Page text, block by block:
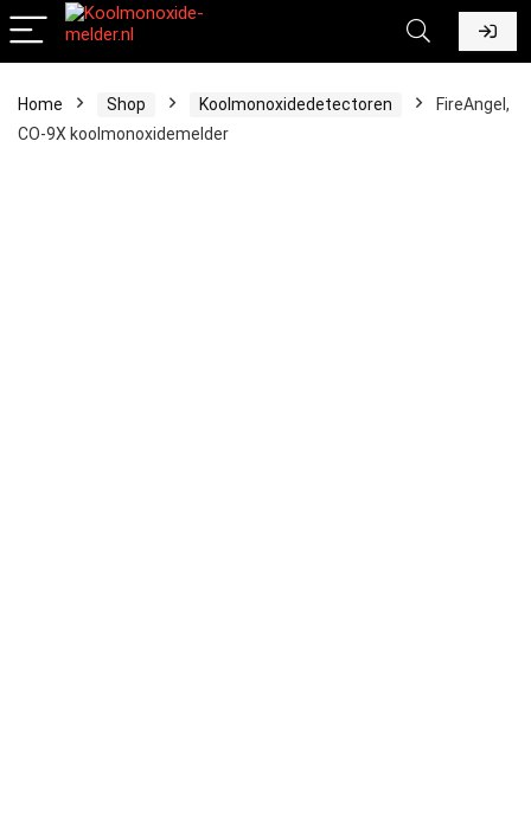
Home Shop Koolmonoxidedetectoren
FireAngel,
CO-9X koolmonoxidemelder